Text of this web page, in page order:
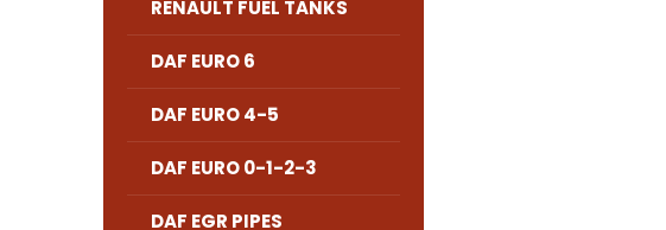
RENAULT FUEL TANKS
DAF EURO 6
DAF EURO 4-5
DAF EURO 0-1-2-3
DAF EGR PIPES